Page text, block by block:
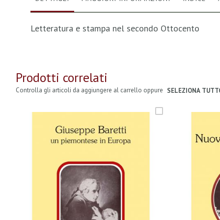
Letteratura e stampa nel secondo Ottocento
Prodotti correlati
Controlla gli articoli da aggiungere al carrello oppure SELEZIONA